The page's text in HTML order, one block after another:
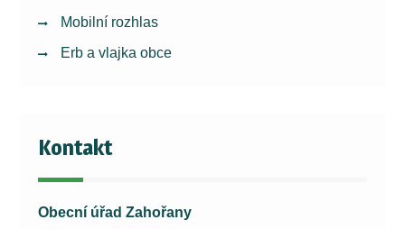
Mobilní rozhlas
Erb a vlajka obce
Kontakt
Obecní úřad Zahořany